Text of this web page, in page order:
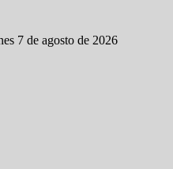
7 de agosto de 2026